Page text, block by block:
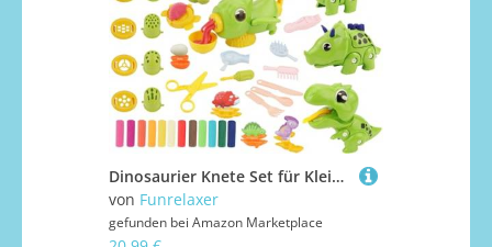
Dinosaurier Knete Set für Kleinkinder mit 12 Teigpackungen, Pädagogisches STEM Lernspielzeug mit 43 Zubehörteilen, DIY Spielteig-Set, Kinder 3-5 Jahre
von Funrelaxer
gefunden bei Amazon Marketplace